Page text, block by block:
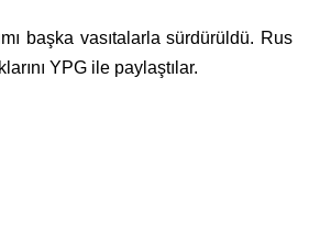
başka vasıtalarla sürdürüldü. Rus
YPG ile paylaştılar.